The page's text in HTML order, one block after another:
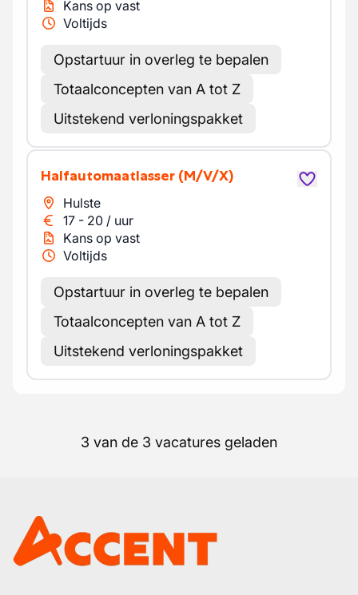
Kans op vast
Voltijds
Opstartuur in overleg te bepalen
Totaalconcepten van A tot Z
Uitstekend verloningspakket
Halfautomaatlasser (M/V/X)
Hulste
17 - 20 / uur
Kans op vast
Voltijds
Opstartuur in overleg te bepalen
Totaalconcepten van A tot Z
Uitstekend verloningspakket
3 van de 3 vacatures geladen